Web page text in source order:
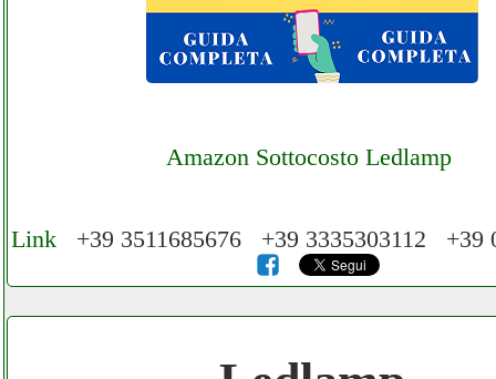
Amazon Sottocosto Ledlamp
Cerchiamo Collaboratori per Lavoro nel
3.000 € Mese
Link +39 3511685676 +39 3335303112 +39